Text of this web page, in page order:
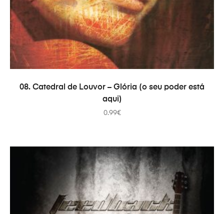
ADICIONAR
08. Catedral de Louvor – Glória (o seu poder está
aqui)
0.99€